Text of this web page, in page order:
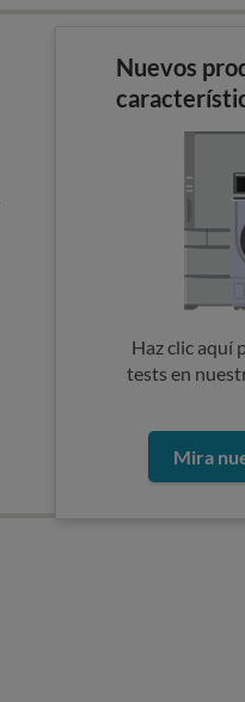
Nuevos
Haz clic aquí
tests en
Mira